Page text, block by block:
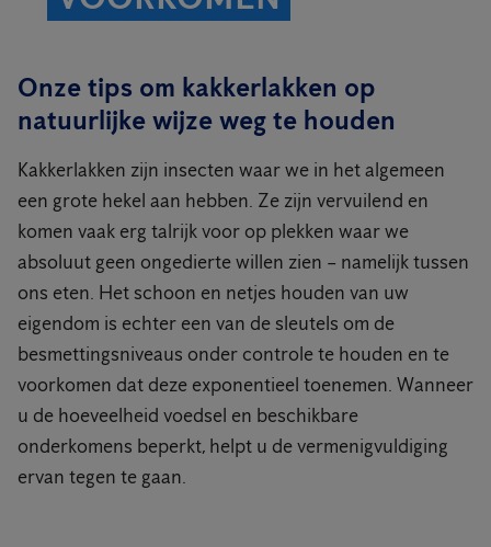
Onze tips om kakkerlakken op
natuurlijke wijze weg te houden
Kakkerlakken zijn insecten waar we in het algemeen
een grote hekel aan hebben. Ze zijn vervuilend en
komen vaak erg talrijk voor op plekken waar we
absoluut geen ongedierte willen zien – namelijk tussen
ons eten. Het schoon en netjes houden van uw
eigendom is echter een van de sleutels om de
besmettingsniveaus onder controle te houden en te
voorkomen dat deze exponentieel toenemen. Wanneer
u de hoeveelheid voedsel en beschikbare
onderkomens beperkt, helpt u de vermenigvuldiging
ervan tegen te gaan.